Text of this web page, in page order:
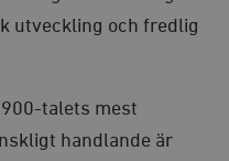
utveckling och fredlig
talets mest
handlande är